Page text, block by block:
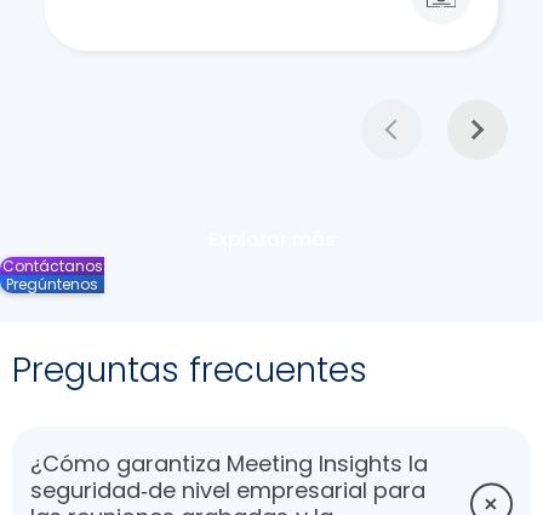
Preguntas frecuentes
¿Cómo garantiza Meeting Insights la
seguridad‑de nivel empresarial para
Contáctanos
Pregúntenos